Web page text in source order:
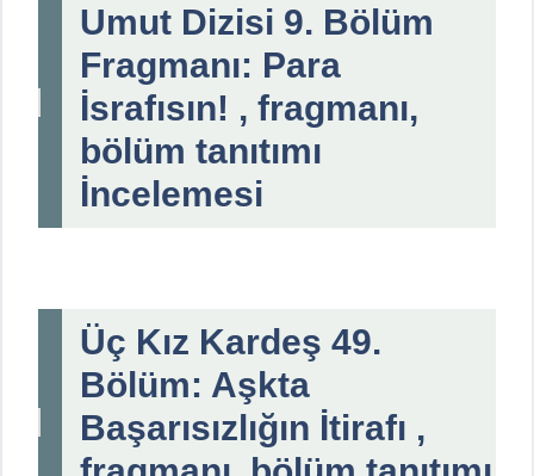
Umut Dizisi 9. Bölüm
Fragmanı: Para
İsrafısın! , fragmanı,
bölüm tanıtımı
İncelemesi
Üç Kız Kardeş 49.
Bölüm: Aşkta
Başarısızlığın İtirafı ,